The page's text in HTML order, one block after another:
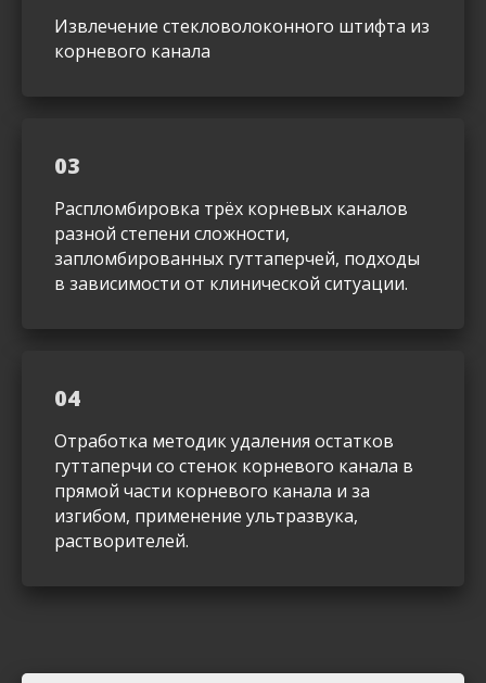
Извлечение стекловолоконного штифта из
корневого канала
03
Распломбировка трёх корневых каналов
разной степени сложности,
запломбированных гуттаперчей, подходы
в зависимости от клинической ситуации.
04
Отработка методик удаления остатков
гуттаперчи со стенок корневого канала в
прямой части корневого канала и за
изгибом, применение ультразвука,
растворителей.